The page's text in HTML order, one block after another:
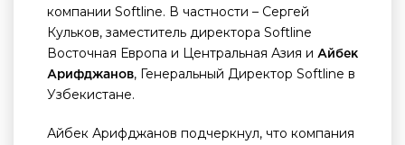
компании Softline. В частности – Сергей
Кульков, заместитель директора Softline
Восточная Европа и Центральная Азия и Айбек
Арифджанов, Генеральный Директор Softline в
Узбекистане.
Айбек Арифджанов подчеркнул, что компания